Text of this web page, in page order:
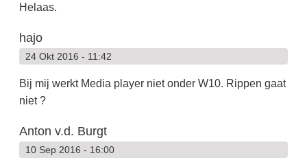
Helaas.
hajo
24 Okt 2016 - 11:42
Bij mij werkt Media player niet onder W10. Rippen gaat
niet ?
Anton v.d. Burgt
10 Sep 2016 - 16:00